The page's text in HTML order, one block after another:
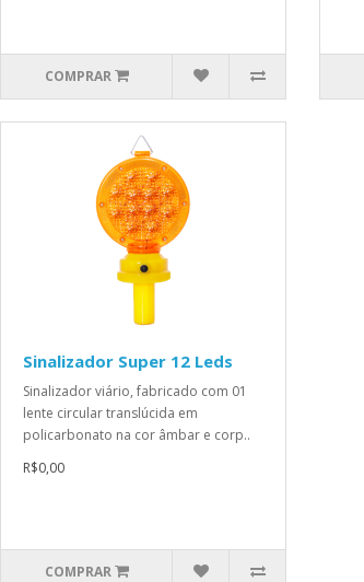
COMPRAR
Sinalizador Super 12 Leds
Sinalizador viário, fabricado com 01
lente circular translúcida em
policarbonato na cor âmbar e corp..
R$0,00
COMPRAR